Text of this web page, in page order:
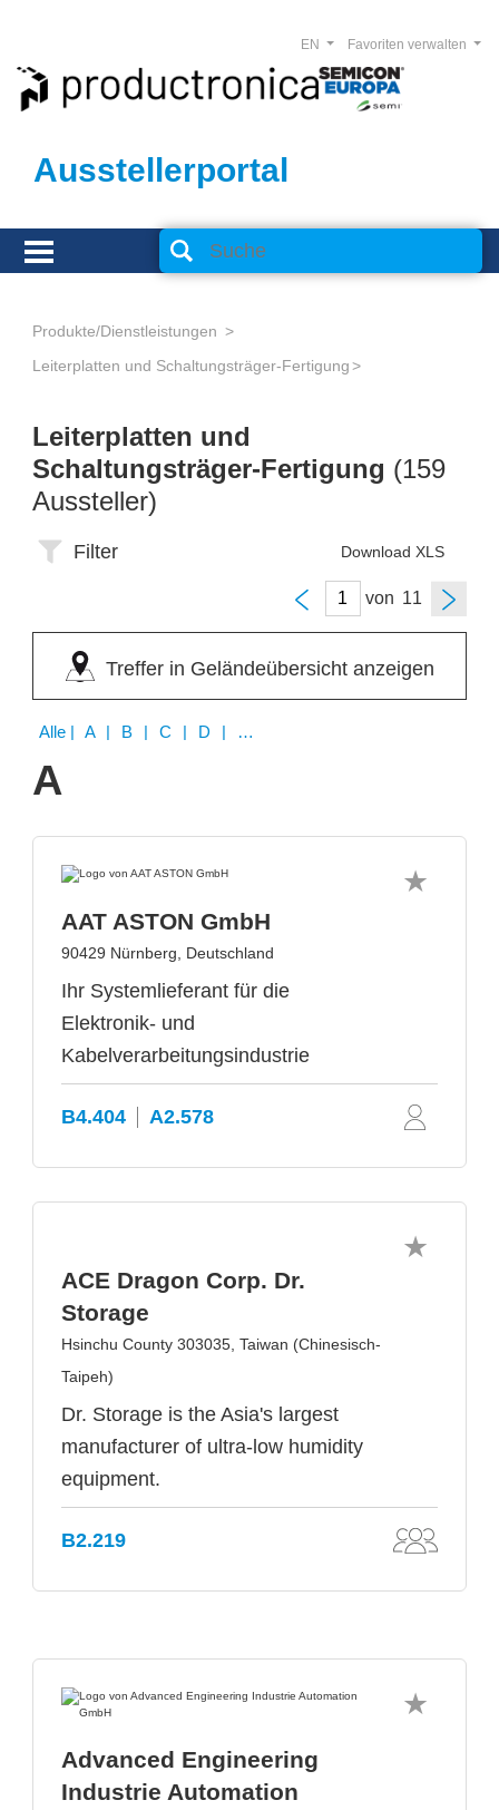
Ausstellerportal
Favoriten verwalten
EN
Produkte/Dienstleistungen
Leiterplatten und Schaltungsträger-Fertigung
Leiterplatten und
Schaltungsträger-Fertigung (159
Aussteller)
Filter Download XLS
von
Treffer in Geländeübersicht anzeigen
Alle | A | B | C | D | E | F | G | H | I | J | K | L | M | N | P | Q | R | S | T | U | V | W | X | Y | Z
A
AAT ASTON GmbH
90429 Nürnberg, Deutschland
Ihr Systemlieferant für die
Elektronik- und
Kabelverarbeitungsindustrie
B4.404 A2.578
ACE Dragon Corp. Dr.
Storage
Hsinchu County 303035, Taiwan (Chinesisch-
Taipeh)
Dr. Storage is the Asia's largest
manufacturer of ultra-low humidity
equipment.
B2.219
Advanced Engineering
Industrie Automation